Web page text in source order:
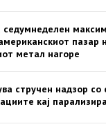
седумнеделен
пазар
метал нагоре
стручен надзор со
кај